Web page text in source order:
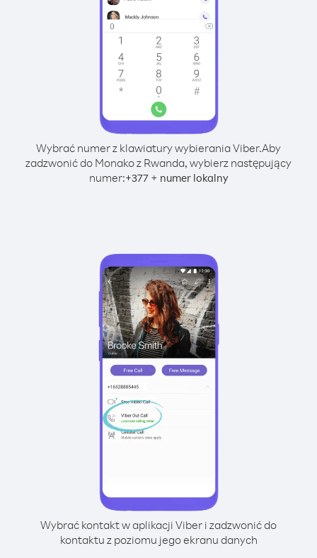
Wybrać numer z klawiatury wybierania Viber.Aby
zadzwonić do Monako z Rwanda, wybierz następujący
numer:+377+ numer lokalny
Wybrać kontakt w aplikacji Viber i zadzwonić do
kontaktu z poziomu jego ekranu danych